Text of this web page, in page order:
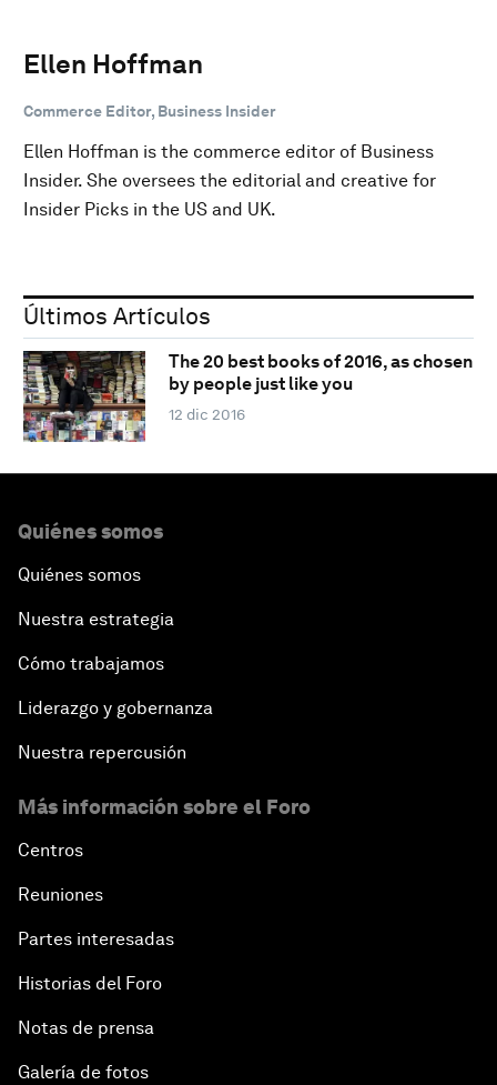
Ellen Hoffman
Commerce Editor, Business Insider
Ellen Hoffman is the commerce editor of Business
Insider. She oversees the editorial and creative for
Insider Picks in the US and UK.
Últimos Artículos
The 20 best books of 2016, as chosen
by people just like you
12 dic 2016
Quiénes somos
Quiénes somos
Nuestra estrategia
Cómo trabajamos
Liderazgo y gobernanza
Nuestra repercusión
Más información sobre el Foro
Centros
Reuniones
Partes interesadas
Historias del Foro
Notas de prensa
Galería de fotos